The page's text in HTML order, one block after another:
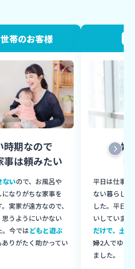
帯のお客様
時期なので
事は頼みたい
ないので、お風呂や
になりがちな家事を
実家が遠方なので、
思うようにいかない
。今ではどもと遊ぶ
ありがたく助かってい
夫婦
平日は仕事
ない暮らし
した。平日
いしています
だけで、土
婦2人でゆっ
ました。